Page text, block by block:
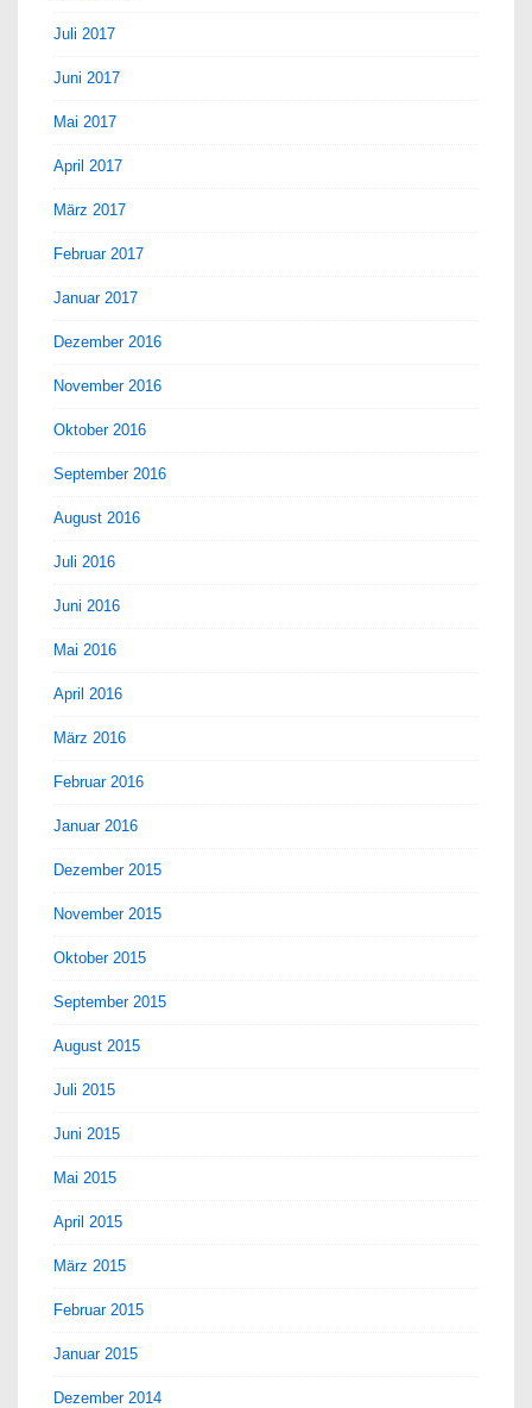
Juli 2017
Juni 2017
Mai 2017
April 2017
März 2017
Februar 2017
Januar 2017
Dezember 2016
November 2016
Oktober 2016
September 2016
August 2016
Juli 2016
Juni 2016
Mai 2016
April 2016
März 2016
Februar 2016
Januar 2016
Dezember 2015
November 2015
Oktober 2015
September 2015
August 2015
Juli 2015
Juni 2015
Mai 2015
April 2015
März 2015
Februar 2015
Januar 2015
Dezember 2014